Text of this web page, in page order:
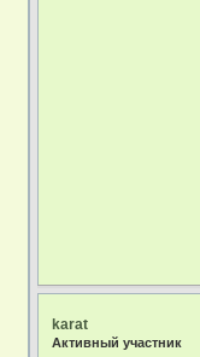
karat
Активный участник